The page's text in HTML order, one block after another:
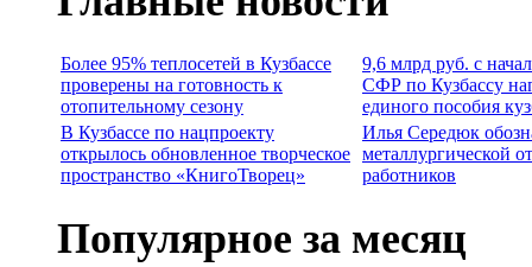
Более 95% теплосетей в Кузбассе
проверены на готовность к
отопительному сезону
9,6 млрд руб. с
СФР по Кузбассу
единого пособия
В Кузбассе по нацпроекту
открылось обновленное творческое
пространство «КнигоТворец»
Илья Середюк
металлургической
работников
Популярное за месяц